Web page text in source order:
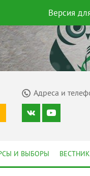
Версия
Адреса и
И ВЫБОРЫ